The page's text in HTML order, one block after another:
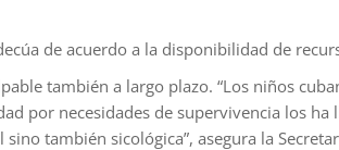
de acuerdo a la disponibilidad de
también a largo plazo. “Los niños
por necesidades de supervivencia los
también sicológica”, asegura la